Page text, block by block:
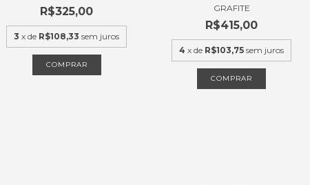
R$325,00
3 x de R$108,33 sem juros
COMPRAR
GRAFITE
R$415,00
4 x de R$103,75 sem juros
COMPRAR